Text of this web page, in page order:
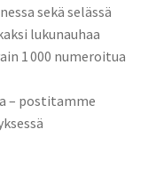
sekä selässä
lukunauhaa
1 000 numeroitua
– postitamme